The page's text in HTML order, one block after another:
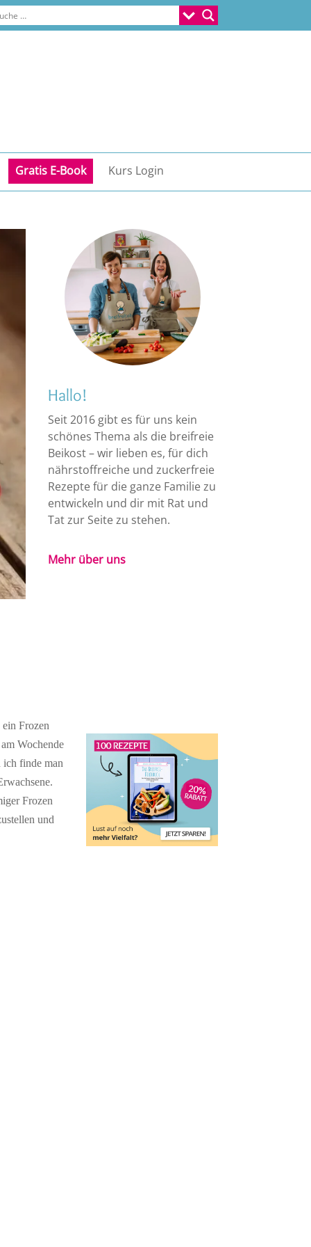
Gratis E-Book Kurs Login
Hallo!
Seit 2016 gibt es für uns kein
schönes Thema als die breifreie
Beikost – wir lieben es, für dich
nährstoffreiche und zuckerfreie
Rezepte für die ganze Familie zu
entwickeln und dir mit Rat und
Tat zur Seite zu stehen.
Mehr über uns
Frozen
Wochende
ich finde man
Frozen
und